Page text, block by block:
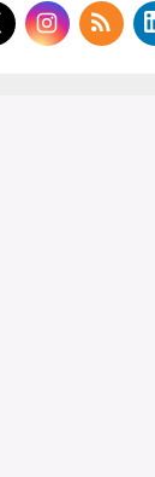
us on
us on X